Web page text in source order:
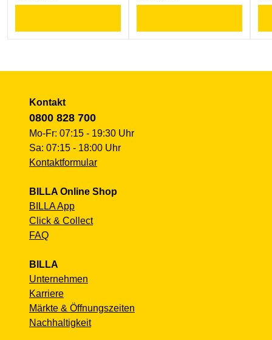
Kontakt
0800 828 700
Mo-Fr: 07:15 - 19:30 Uhr
Sa: 07:15 - 18:00 Uhr
Kontaktformular
BILLA Online Shop
BILLA App
Click & Collect
FAQ
BILLA
Unternehmen
Karriere
Märkte & Öffnungszeiten
Nachhaltigkeit